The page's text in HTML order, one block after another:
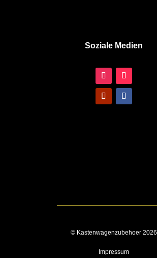
Soziale Medien
© Kastenwagenzubehoer 2026
Impressum